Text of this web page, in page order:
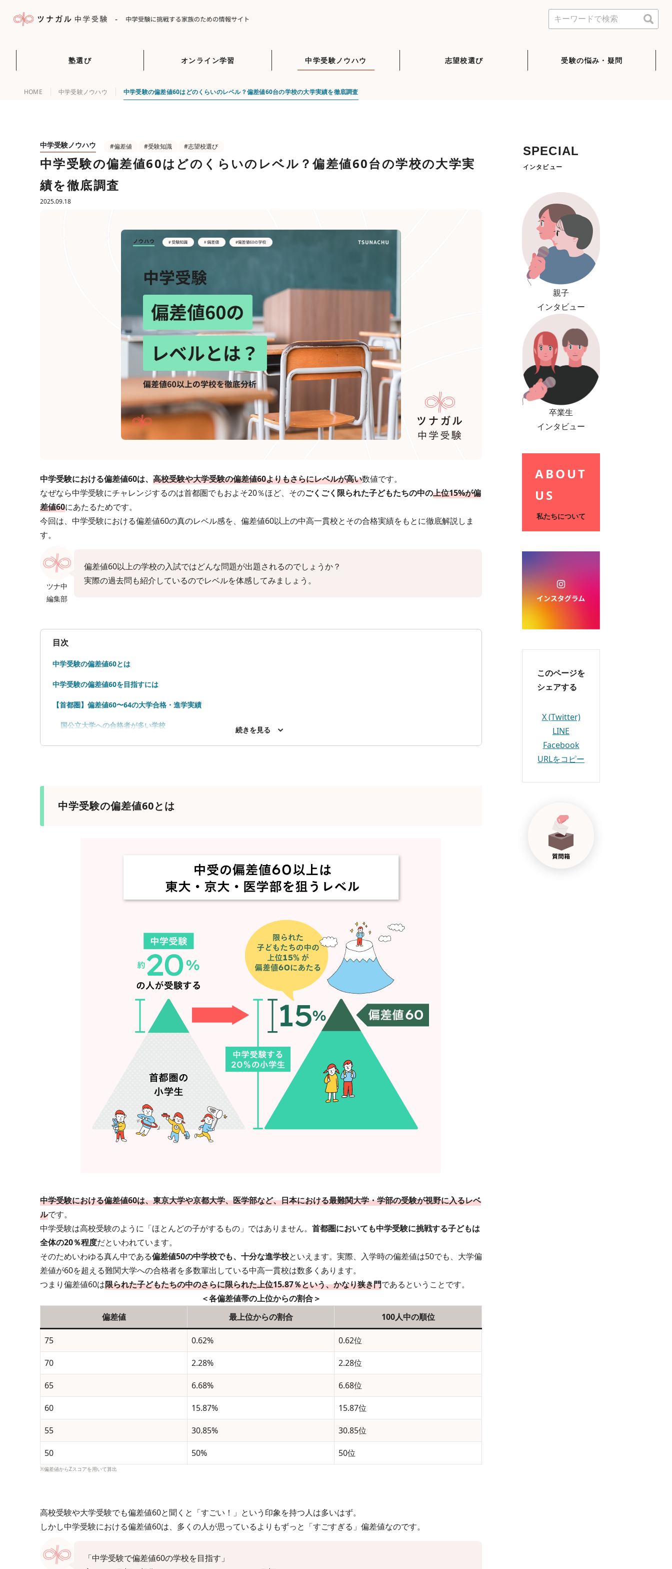
-
塾選び オンライン学習 中学受験ノウハウ 志望校選び 受験の悩み・疑問
HOME 中学受験ノウハウ 中学受験の偏差値60はどのくらいのレベル？偏差値60台の学校の大学実績を徹底調査
中学受験ノウハウ #偏差値 #受験知識 #志望校選び
中学受験の偏差値60はどのくらいのレベル？偏差値60台の学校の大学実
績を徹底調査
2025.09.18
中学受験における偏差値60は、 高校受験や大学受験の偏差値60よりもさらにレベルが高い数値です。
なぜなら中学受験にチャレンジするのは首都圏でもおよそ20％ほど、そのごくごく限られた子どもたちの中の上位15%が偏
差値60にあたるためです。
今回は、中学受験における偏差値60の真のレベル感を、偏差値60以上の中高一貫校とその合格実績をもとに徹底解説しま
す。
ツナ中
編集部
偏差値60以上の学校の入試ではどんな問題が出題されるのでしょうか？
実際の過去問も紹介しているのでレベルを体感してみましょう。
目次
中学受験の偏差値60とは
中学受験の偏差値60を目指すには
【首都圏】偏差値60〜64の大学合格・進学実績
国公立大学への合格者が多い学校
医学部への合格者が多い学校
海外大学への合格者が多い学校
海外大学への合格者が多い学校
【首都圏】偏差値70〜の学校の大学合格・進学実績
国公立大学への合格者が多い学校
医学部への合格者が多い学校
早慶上智への合格者が多い学校
GMARCHへの合格者が多い学校
偏差値60以上の学校に合格した子の学習時間は？
続きを見る
中学受験の偏差値60とは
中学受験における偏差値60は、東京大学や京都大学、医学部など、日本における最難関大学・学部の受験が視野に入るレベ
ルです。
中学受験は高校受験のように「ほとんどの子がするもの」ではありません。 首都圏においても中学受験に挑戦する子どもは
全体の20％程度だといわれています。
そのためいわゆる真ん中である偏差値50の中学校でも、十分な進学校といえます。実際、入学時の偏差値は50でも、大学偏
差値が60を超える難関大学への合格者を多数輩出している中高一貫校は数多くあります。
つまり偏差値60は限られた子どもたちの中のさらに限られた上位15.87％という、かなり狭き門であるということです。
＜各偏差値帯の上位からの割合＞
偏差値
最上位からの割合 100人中の順位
75 0.62% 0.62位
70 2.28% 2.28位
65 6.68% 6.68位
60 15.87% 15.87位
55 30.85% 30.85位
50 50% 50位
※偏差値からZスコアを用いて算出
高校受験や大学受験でも偏差値60と聞くと「すごい！」という印象を持つ人は多いはず。
しかし中学受験における偏差値60は、多くの人が思っているよりもずっと「すごすぎる」偏差値なのです。
「中学受験で偏差値60の学校を目指す」
SPECIAL
インタビュー
親子
インタビュー
卒業生
インタビュー
ABOUT
US
私たちについて
このページを
シェアする
X (Twitter)
LINE
Facebook
URLをコピー